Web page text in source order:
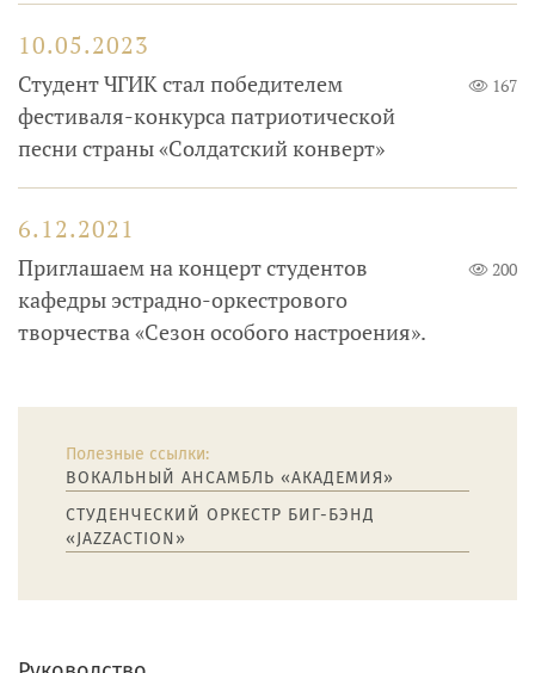
10.05.2023
Студент ЧГИК стал победителем
фестиваля-конкурса патриотической
песни страны «Солдатский конверт»
167
6.12.2021
Приглашаем на концерт студентов
кафедры эстрадно-оркестрового
творчества «Сезон особого настроения».
200
Полезные ссылки:
ВОКАЛЬНЫЙ АНСАМБЛЬ «АКАДЕМИЯ»
CТУДЕНЧЕСКИЙ ОРКЕСТР БИГ-БЭНД
«JAZZACTION»